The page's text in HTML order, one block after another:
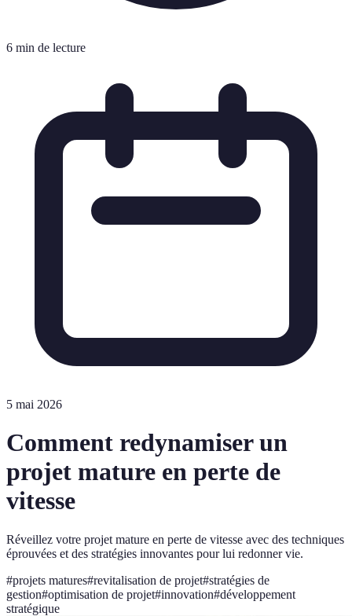
6 min de lecture
5 mai 2026
Comment redynamiser un
projet mature en perte de
vitesse
Réveillez votre projet mature en perte de vitesse avec des techniques
éprouvées et des stratégies innovantes pour lui redonner vie.
#projets matures#revitalisation de projet#stratégies de
gestion#optimisation de projet#innovation#développement
stratégique